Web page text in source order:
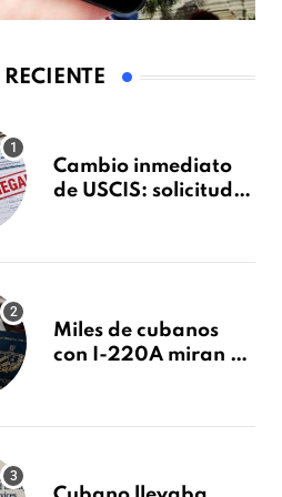
Cambio inmediato
de USCIS: solicitudes
sin previo aviso
Miles de cubanos
con I-220A miran al
decidirse en una